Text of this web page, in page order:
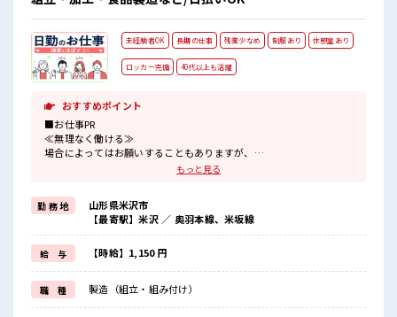
す！ ■職場の雰囲気 しっかり休める休憩室あり！ オンオフの
切替もできちゃう！ 持ち物が多いあなたにもぴったり☆ ロッ
カー付き職場♪
未経験者OK 長期の仕事 残業少なめ 制服あり 休憩室あり
ロッカー完備 40代以上も活躍
おすすめポイント
■お仕事PR
≪無理なく働ける≫
場合によってはお願いすることもありますが、
制服があるので、
毎日の服装の悩み解消♪
≪未経験でも活躍できる≫
新しいことにチャレンジするのは不安だけど、
しっかり働く環境が整っています！
イチからスキルUP・ステップUP目指していきましょう！
≪様々なお仕事をご提案≫
一人で悩まず気軽に相談できる、
派遣のお仕事です！
もっと見る
勤 務 地
山形県米沢市
【最寄駅】米沢 ／ 奥羽本線、米坂線
給 与 【時給】1,150 円
職 種 製造（組立・組み付け）